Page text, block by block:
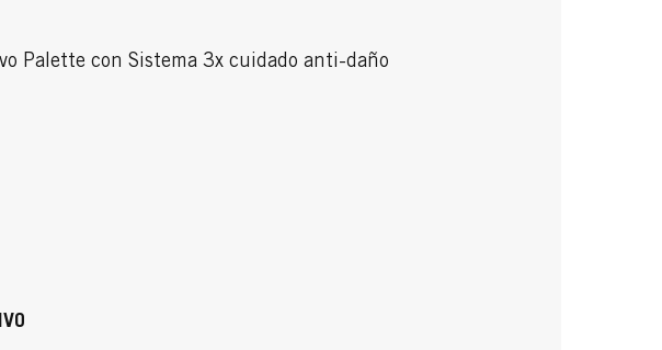
Palette con Sistema 3x cuidado anti-daño